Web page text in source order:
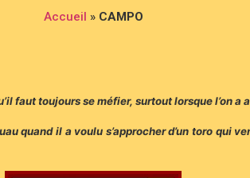
Accueil » CAMPO
faut toujours se méfier, surtout lorsque l’on a
quand il a voulu s’approcher d’un toro qui